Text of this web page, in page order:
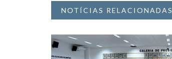
NOTÍCIAS RELACIONADAS